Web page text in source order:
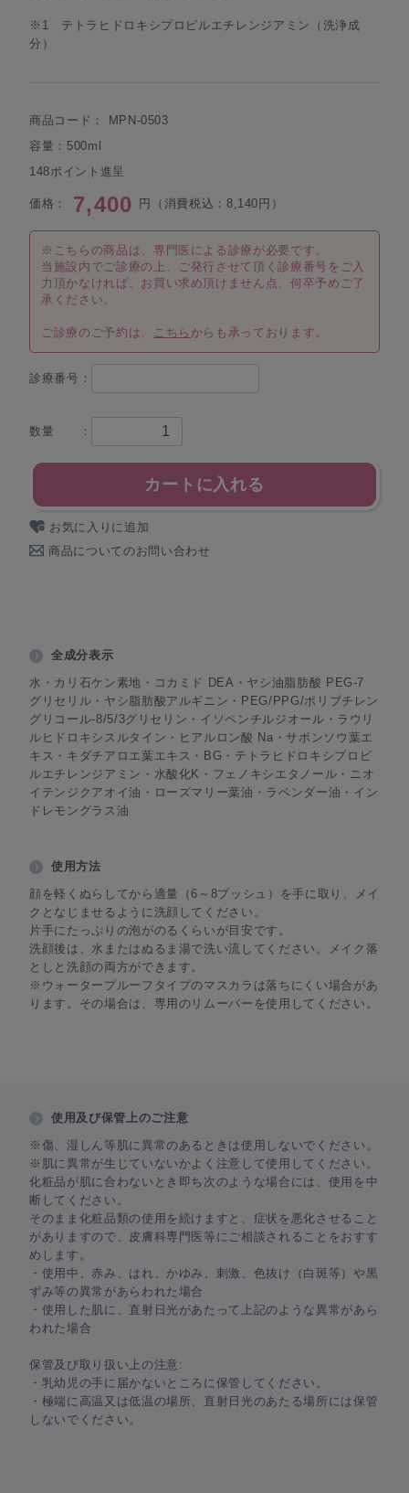
※1 テトラヒドロキシプロピルエチレンジアミン（洗浄成
分）
商品コード： MPN-0503
容量：500ml
148ポイント進呈
価格： 7,400 円（消費税込：8,140円）
※こちらの商品は、専門医による診療が必要です。
当施設内でご診療の上、ご発行させて頂く診療番号をご入
力頂かなければ、お買い求め頂けません点、何卒予めご了
承ください。
ご診療のご予約は、 こちら からも承っております。
診療番号：
数量 ：
カートに入れる
お気に入りに追加
商品についてのお問い合わせ
全成分表示
水・カリ石ケン素地・コカミド DEA・ヤシ油脂肪酸 PEG-7
グリセリル・ヤシ脂肪酸アルギニン・PEG/PPG/ポリブチレン
グリコール-8/5/3グリセリン・イソペンチルジオール・ラウリ
ルヒドロキシスルタイン・ヒアルロン酸 Na・サボンソウ葉エ
キス・キダチアロエ葉エキス・BG・テトラヒドロキシプロピ
ルエチレンジアミン・水酸化K・フェノキシエタノール・ニオ
イテンジクアオイ油・ローズマリー葉油・ラベンダー油・イン
ドレモングラス油
使用方法
顔を軽くぬらしてから適量（6～8プッシュ）を手に取り、メイ
クとなじませるように洗顔してください。
片手にたっぷりの泡がのるくらいが目安です。
洗顔後は、水またはぬるま湯で洗い流してください。メイク落
としと洗顔の両方ができます。
※ウォータープルーフタイプのマスカラは落ちにくい場合があ
ります。その場合は、専用のリムーバーを使用してください。
使用及び保管上のご注意
※傷、湿しん等肌に異常のあるときは使用しないでください。
※肌に異常が生じていないかよく注意して使用してください。
化粧品が肌に合わないとき即ち次のような場合には、使用を中
断してください。
そのまま化粧品類の使用を続けますと、症状を悪化させること
がありますので、皮膚科専門医等にご相談されることをおすす
めします。
・使用中、赤み、はれ、かゆみ、刺激、色抜け（白斑等）や黒
ずみ等の異常があらわれた場合
・使用した肌に、直射日光があたって上記のような異常があら
われた場合
保管及び取り扱い上の注意:
・乳幼児の手に届かないところに保管してください。
・極端に高温又は低温の場所、直射日光のあたる場所には保管
しないでください。